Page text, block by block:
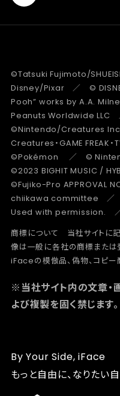
©Tatsuki Fujimoto/
Disney/Pixar ／ ©
Pooh” works by A.A.
Peanuts Worldwide
©Nintendo/Creatures Inc./
Creatures・GAME FREAK
©Pokémon ／ ©
©2023 BIGHIT MUSIC /
©Fujiko-Pro
chiikawa committee ／
Used with permission.
商標について 当社サイトに
像は一般に各社の商標または
iFaceの模倣品、偽物、コピー
※当社サイト内の文章・
よび複製を固く禁じます。
By Your Side, iFace
もっと自由に、なりたい